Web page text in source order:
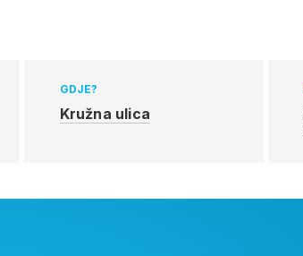
GDJE?
Kružna ulica